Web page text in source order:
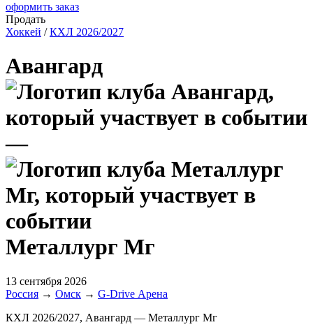
оформить заказ
Продать
Хоккей /КХЛ 2026/2027
Авангард
—
Металлург Мг
13 сентября 2026
Россия → Омск → G-Drive Арена
КХЛ 2026/2027, Авангард — Металлург Мг